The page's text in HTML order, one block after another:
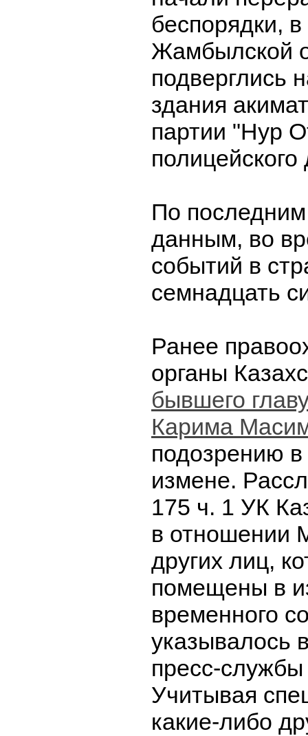
беспорядки,
Жамбылской
подверглись
здания
партии "Нур
По
данным, во
событий в
семнадцать
Ранее
органы
бывшего
Карима
подозрению в
измене.
175 ч. 1 УК
в отношении
других лиц,
помещены в
временного
указывалось
пресс-
Учитывая
какие-либо